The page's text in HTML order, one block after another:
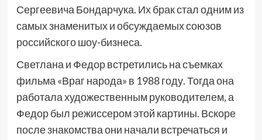
Сергеевича Бондарчука. Их брак стал одним из
самых знаменитых и обсуждаемых союзов
российского шоу-бизнеса.
Светлана и Федор встретились на съемках
фильма «Враг народа» в 1988 году. Тогда она
работала художественным руководителем, а
Федор был режиссером этой картины. Вскоре
после знакомства они начали встречаться и